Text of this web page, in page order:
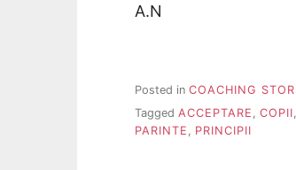
A.N
Posted in COACHING
Tagged ACCEPTARE , COPII,
PARINTE , PRINCIPII